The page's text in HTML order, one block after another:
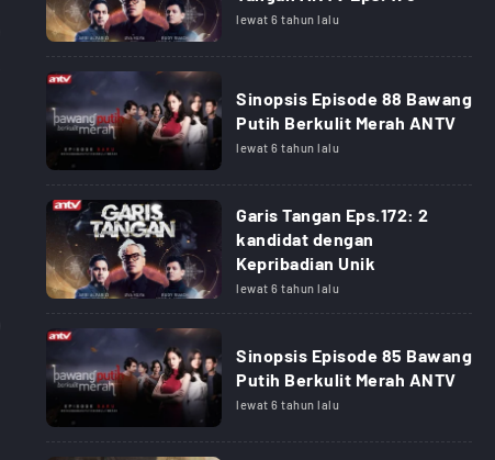
lewat 6 tahun lalu
Sinopsis Episode 88 Bawang
Putih Berkulit Merah ANTV
lewat 6 tahun lalu
Garis Tangan Eps.172: 2
kandidat dengan
Kepribadian Unik
lewat 6 tahun lalu
Sinopsis Episode 85 Bawang
Putih Berkulit Merah ANTV
lewat 6 tahun lalu